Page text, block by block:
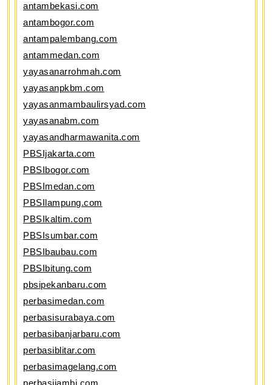
antambekasi.com
antambogor.com
antampalembang.com
antammedan.com
yayasanarrohmah.com
yayasanpkbm.com
yayasanmambaulirsyad.com
yayasanabm.com
yayasandharmawanita.com
PBSIjakarta.com
PBSIbogor.com
PBSImedan.com
PBSIlampung.com
PBSIkaltim.com
PBSIsumbar.com
PBSIbaubau.com
PBSIbitung.com
pbsipekanbaru.com
perbasimedan.com
perbasisurabaya.com
perbasibanjarbaru.com
perbasiblitar.com
perbasimagelang.com
perbasijambi.com